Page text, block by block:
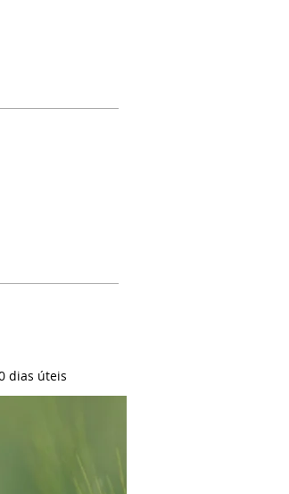
dias úteis